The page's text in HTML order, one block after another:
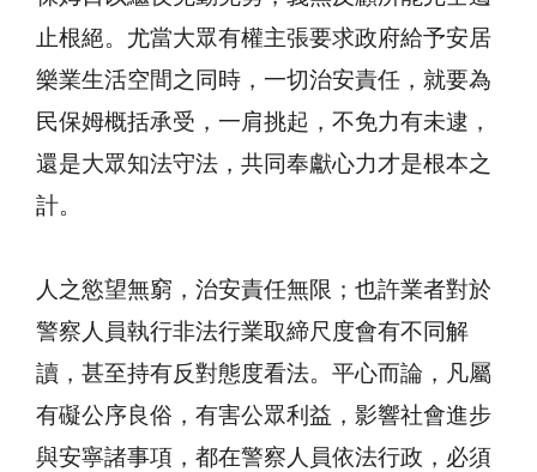
止根絕。尤當大眾有權主張要求政府給予安居
樂業生活空間之同時，一切治安責任，就要為
民保姆概括承受，一肩挑起，不免力有未逮，
還是大眾知法守法，共同奉獻心力才是根本之
計。
人之慾望無窮，治安責任無限；也許業者對於
警察人員執行非法行業取締尺度會有不同解
讀，甚至持有反對態度看法。平心而論，凡屬
有礙公序良俗，有害公眾利益，影響社會進步
與安寧諸事項，都在警察人員依法行政，必須